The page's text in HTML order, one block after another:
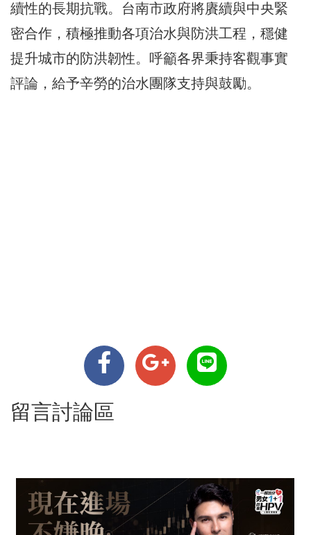
續性的長期抗戰。台南市政府將賡續與中央緊
密合作，積極推動各項治水與防洪工程，穩健
提升城市的防洪韌性。呼籲各界秉持客觀事實
評論，給予辛勞的治水團隊支持與鼓勵。
留言討論區